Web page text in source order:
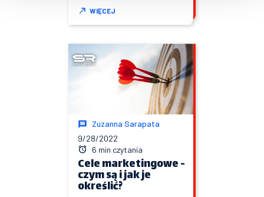
WIĘCEJ
Zuzanna Sarapata
9/28/2022
6 min czytania
Cele marketingowe -
czym są i jak je
określić?